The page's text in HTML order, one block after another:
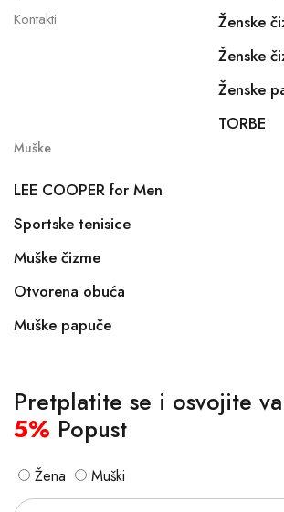
Kontakti
Ženske
Ženske
Ženske
TORBE
Muške
LEE COOPER for Men
Sportske tenisice
Muške čizme
Otvorena obuća
Muške papuče
Pretplatite se i osvojite
5% Popust
Žena Muški